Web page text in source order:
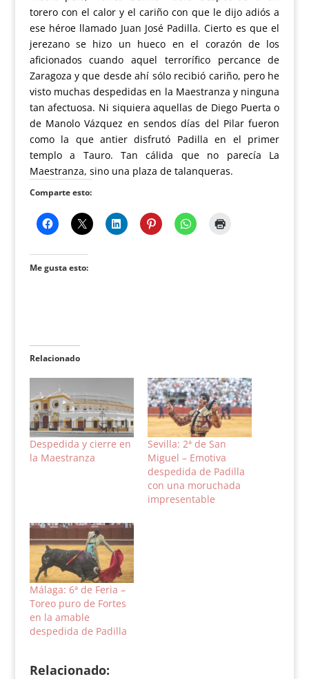
torero con el calor y el cariño con que le dijo adiós a
ese héroe llamado Juan José Padilla. Cierto es que el
jerezano se hizo un hueco en el corazón de los
aficionados cuando aquel terrorífico percance de
Zaragoza y que desde ahí sólo recibió cariño, pero he
visto muchas despedidas en la Maestranza y ninguna
tan afectuosa. Ni siquiera aquellas de Diego Puerta o
de Manolo Vázquez en sendos días del Pilar fueron
como la que antier disfrutó Padilla en el primer
templo a Tauro. Tan cálida que no parecía La
Maestranza, sino una plaza de talanqueras.
Comparte esto:
Me gusta esto:
Relacionado
Despedida y cierre en
la Maestranza
Sevilla: 2ª de San
Miguel – Emotiva
despedida de Padilla
con una moruchada
impresentable
Málaga: 6ª de Feria –
Toreo puro de Fortes
en la amable
despedida de Padilla
Relacionado: